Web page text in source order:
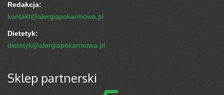
Redakcja:
kontakt@alergiapokarmowa.pl
Dietetyk:
dietetyk@alergiapokarmowa.pl
Sklep partnerski